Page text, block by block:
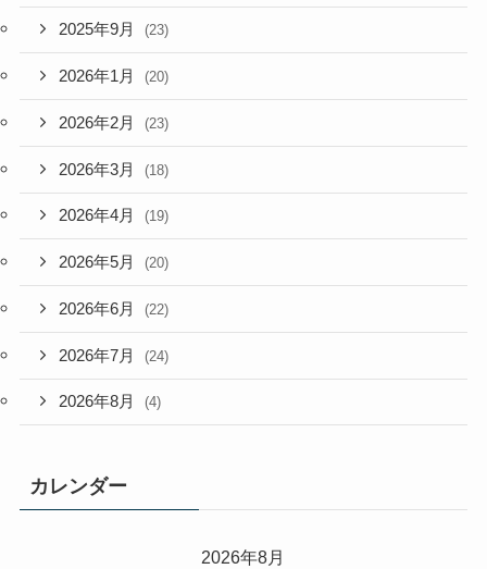
2025年9月 (23)
2026年1月 (20)
2026年2月 (23)
2026年3月 (18)
2026年4月 (19)
2026年5月 (20)
2026年6月 (22)
2026年7月 (24)
2026年8月 (4)
カレンダー
2026年8月